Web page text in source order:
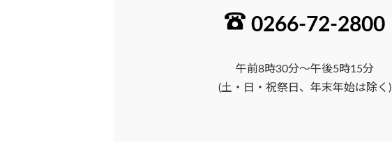
0266-72-2800
午前8時30分～午後5時15分
(土・日・祝祭日、年末年始は除く)